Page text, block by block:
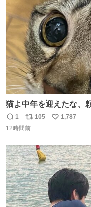
数
猫よ中年を迎えたな、
れ…と願ってから、い
の世に置いていくなん
愛がられて困ることも
よ不老不死でいてくれ
返
信
1
リ
ポ
ト
数
105
い
数
1,787
12時間前